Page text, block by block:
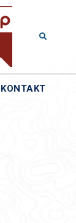
KONTAKT